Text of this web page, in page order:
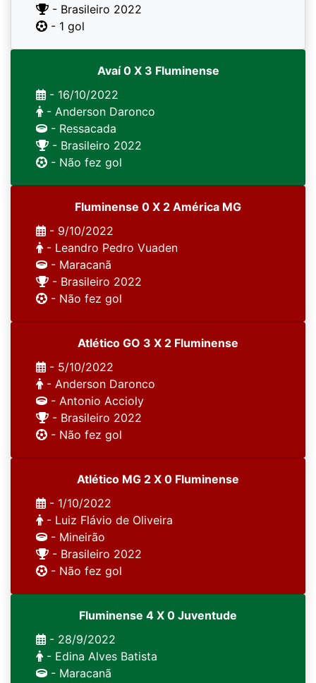
- Brasileiro 2022
- 1 gol
Avaí 0 X 3 Fluminense
- 16/10/2022
- Anderson Daronco
- Ressacada
- Brasileiro 2022
- Não fez gol
Fluminense 0 X 2 América MG
- 9/10/2022
- Leandro Pedro Vuaden
- Maracanã
- Brasileiro 2022
- Não fez gol
Atlético GO 3 X 2 Fluminense
- 5/10/2022
- Anderson Daronco
- Antonio Accioly
- Brasileiro 2022
- Não fez gol
Atlético MG 2 X 0 Fluminense
- 1/10/2022
- Luiz Flávio de Oliveira
- Mineirão
- Brasileiro 2022
- Não fez gol
Fluminense 4 X 0 Juventude
- 28/9/2022
- Edina Alves Batista
- Maracanã